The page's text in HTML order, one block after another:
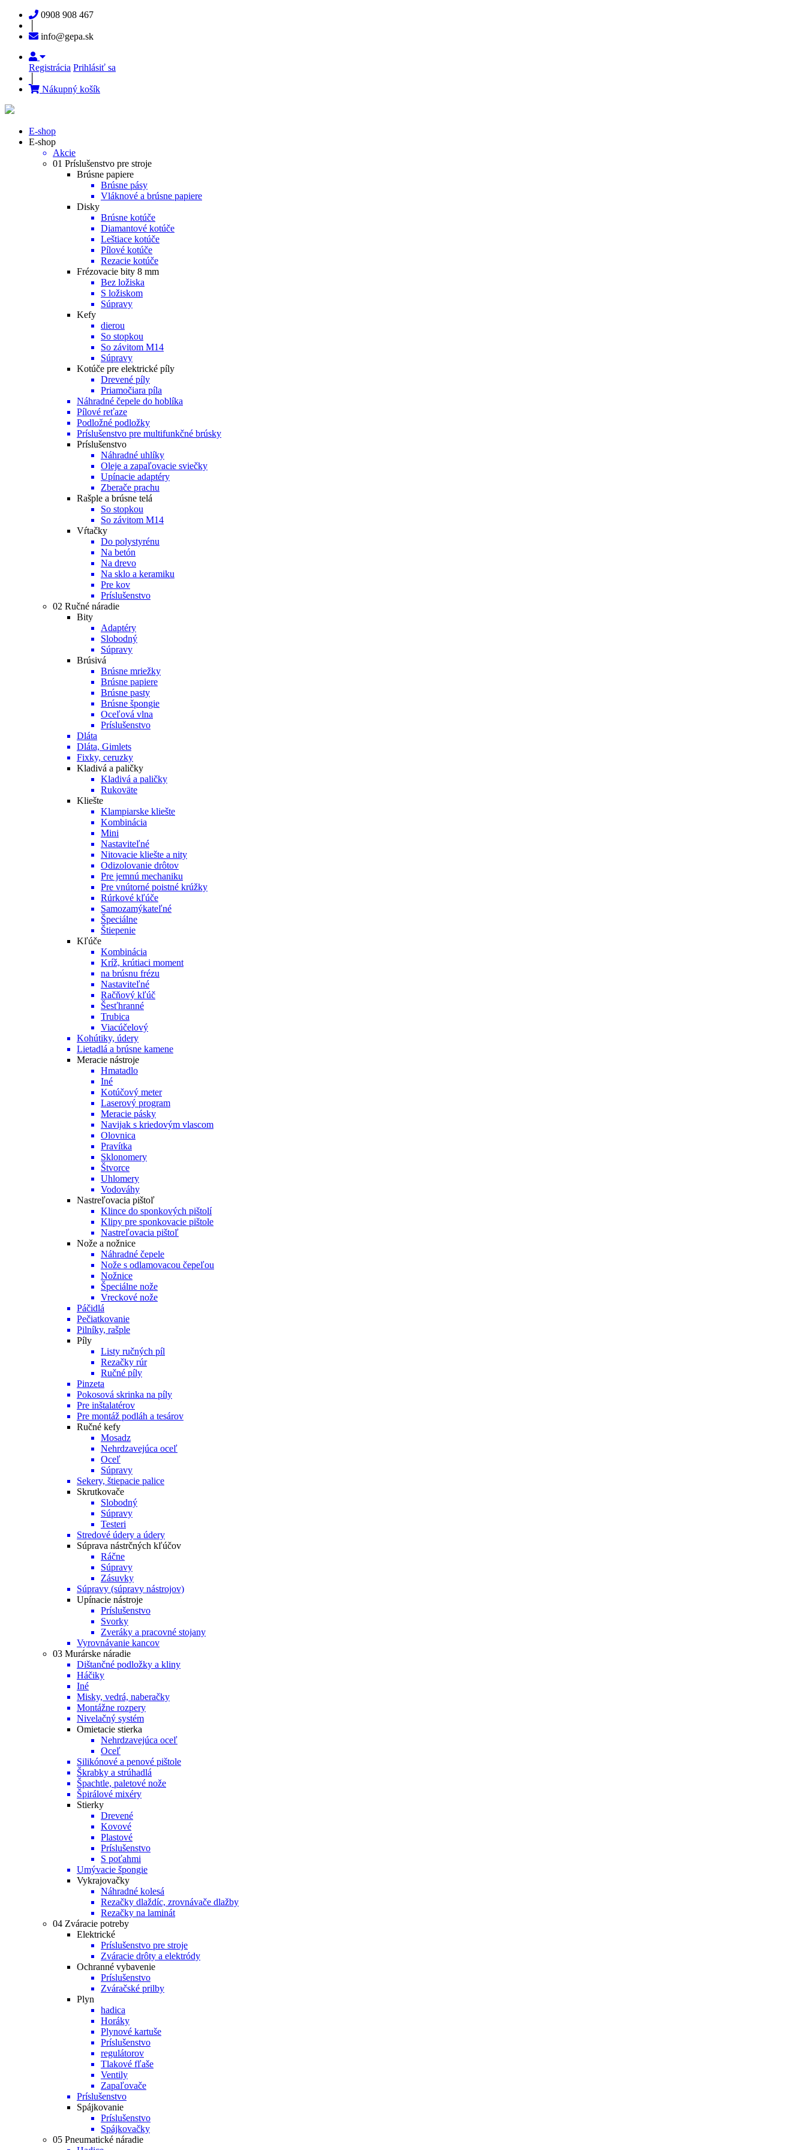
0908 908 467
info@gepa.sk
Registrácia Prihlásiť sa
Nákupný košík
E-shop
E-shop
Akcie
01 Príslušenstvo pre stroje
Brúsne papiere
Brúsne pásy
Vláknové a brúsne papiere
Disky
Brúsne kotúče
Diamantové kotúče
Leštiace kotúče
Pílové kotúče
Rezacie kotúče
Frézovacie bity 8 mm
Bez ložiska
S ložiskom
Súpravy
Kefy
dierou
So stopkou
So závitom M14
Súpravy
Kotúče pre elektrické píly
Drevené píly
Priamočiara píla
Náhradné čepele do hoblíka
Pílové reťaze
Podložné podložky
Príslušenstvo pre multifunkčné brúsky
Príslušenstvo
Náhradné uhlíky
Oleje a zapaľovacie sviečky
Upínacie adaptéry
Zberače prachu
Rašple a brúsne telá
So stopkou
So závitom M14
Vŕtačky
Do polystyrénu
Na betón
Na drevo
Na sklo a keramiku
Pre kov
Príslušenstvo
02 Ručné náradie
Bity
Adaptéry
Slobodný
Súpravy
Brúsivá
Brúsne mriežky
Brúsne papiere
Brúsne pasty
Brúsne špongie
Oceľová vlna
Príslušenstvo
Dláta
Dláta, Gimlets
Fixky, ceruzky
Kladivá a paličky
Kladivá a paličky
Rukoväte
Kliešte
Klampiarske kliešte
Kombinácia
Mini
Nastaviteľné
Nitovacie kliešte a nity
Odizolovanie drôtov
Pre jemnú mechaniku
Pre vnútorné poistné krúžky
Rúrkové kľúče
Samozamýkateľné
Špeciálne
Štiepenie
Kľúče
Kombinácia
Kríž, krútiaci moment
na brúsnu frézu
Nastaviteľné
Račňový kľúč
Šesťhranné
Trubica
Viacúčelový
Kohútiky, údery
Lietadlá a brúsne kamene
Meracie nástroje
Hmatadlo
Iné
Kotúčový meter
Laserový program
Meracie pásky
Navijak s kriedovým vlascom
Olovnica
Pravítka
Sklonomery
Štvorce
Uhlomery
Vodováhy
Nastreľovacia pištoľ
Klince do sponkových pištolí
Klipy pre sponkovacie pištole
Nastreľovacia pištoľ
Nože a nožnice
Náhradné čepele
Nože s odlamovacou čepeľou
Nožnice
Špeciálne nože
Vreckové nože
Páčidlá
Pečiatkovanie
Pilníky, rašple
Píly
Listy ručných píl
Rezačky rúr
Ručné píly
Pinzeta
Pokosová skrinka na píly
Pre inštalatérov
Pre montáž podláh a tesárov
Ručné kefy
Mosadz
Nehrdzavejúca oceľ
Oceľ
Súpravy
Sekery, štiepacie palice
Skrutkovače
Slobodný
Súpravy
Testeri
Stredové údery a údery
Súprava nástrčných kľúčov
Ráčne
Súpravy
Zásuvky
Súpravy (súpravy nástrojov)
Upínacie nástroje
Príslušenstvo
Svorky
Zveráky a pracovné stojany
Vyrovnávanie kancov
03 Murárske náradie
Dištančné podložky a kliny
Háčiky
Iné
Misky, vedrá, naberačky
Montážne rozpery
Nivelačný systém
Omietacie stierka
Nehrdzavejúca oceľ
Oceľ
Silikónové a penové pištole
Škrabky a strúhadlá
Špachtle, paletové nože
Špirálové mixéry
Stierky
Drevené
Kovové
Plastové
Príslušenstvo
S poťahmi
Umývacie špongie
Vykrajovačky
Náhradné kolesá
Rezačky dlaždíc, zrovnávače dlažby
Rezačky na laminát
04 Zváracie potreby
Elektrické
Príslušenstvo pre stroje
Zváracie drôty a elektródy
Ochranné vybavenie
Príslušenstvo
Zváračské prilby
Plyn
hadica
Horáky
Plynové kartuše
Príslušenstvo
regulátorov
Tlakové fľaše
Ventily
Zapaľovače
Príslušenstvo
Spájkovanie
Príslušenstvo
Spájkovačky
05 Pneumatické náradie